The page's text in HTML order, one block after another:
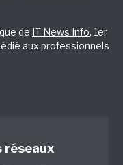
de IT News Info, 1er
aux professionnels
réseaux